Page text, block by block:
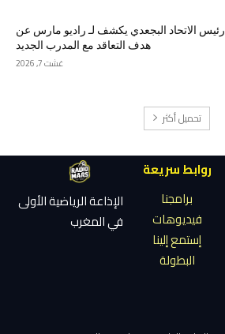
رئيس الاتحاد البجعدي يكشف لـ راديو مارس عن
هدف التعاقد مع المدرب الجديد
غشت 7, 2026
تحميل أكثر
روابط سريعة
برامجنا
فيديوهات
إستمع إلينا
البطولة
الإذاعة الرياضية الأولى
في المغرب